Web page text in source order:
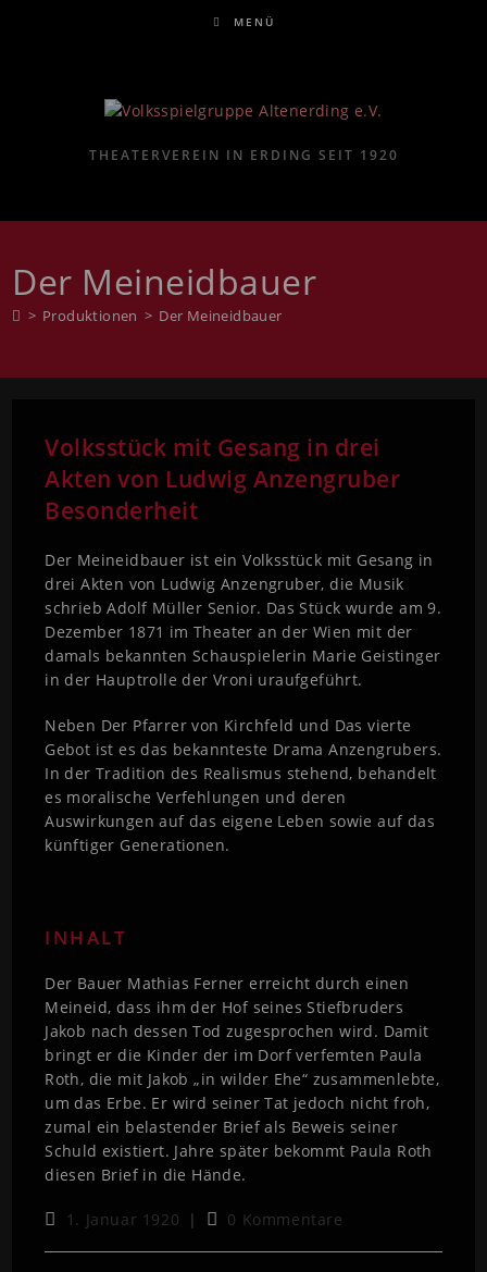
MENÜ
THEATERVEREIN IN ERDING SEIT 1920
Der Meineidbauer
> Produktionen > Der Meineidbauer
Volksstück mit Gesang in drei
Akten von Ludwig Anzengruber
Besonderheit
Der Meineidbauer ist ein Volksstück mit Gesang in
drei Akten von Ludwig Anzengruber, die Musik
schrieb Adolf Müller Senior. Das Stück wurde am 9.
Dezember 1871 im Theater an der Wien mit der
damals bekannten Schauspielerin Marie Geistinger
in der Hauptrolle der Vroni uraufgeführt.
Neben Der Pfarrer von Kirchfeld und Das vierte
Gebot ist es das bekannteste Drama Anzengrubers.
In der Tradition des Realismus stehend, behandelt
es moralische Verfehlungen und deren
Auswirkungen auf das eigene Leben sowie auf das
künftiger Generationen.
INHALT
Der Bauer Mathias Ferner erreicht durch einen
Meineid, dass ihm der Hof seines Stiefbruders
Jakob nach dessen Tod zugesprochen wird. Damit
bringt er die Kinder der im Dorf verfemten Paula
Roth, die mit Jakob „in wilder Ehe“ zusammenlebte,
um das Erbe. Er wird seiner Tat jedoch nicht froh,
zumal ein belastender Brief als Beweis seiner
Schuld existiert. Jahre später bekommt Paula Roth
diesen Brief in die Hände.
1. Januar 1920 0 Kommentare